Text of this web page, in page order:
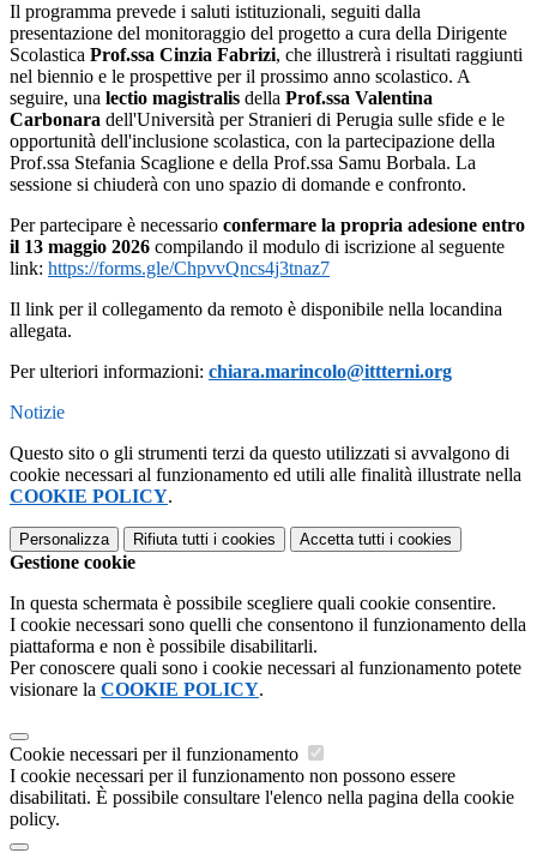
Il programma prevede i saluti istituzionali, seguiti dalla
presentazione del monitoraggio del progetto a cura della Dirigente
Scolastica Prof.ssa Cinzia Fabrizi, che illustrerà i risultati raggiunti
nel biennio e le prospettive per il prossimo anno scolastico. A
seguire, una lectio magistralis della Prof.ssa Valentina
Carbonara dell'Università per Stranieri di Perugia sulle sfide e le
opportunità dell'inclusione scolastica, con la partecipazione della
Prof.ssa Stefania Scaglione e della Prof.ssa Samu Borbala. La
sessione si chiuderà con uno spazio di domande e confronto.
Per partecipare è necessario confermare la propria adesione entro
il 13 maggio 2026 compilando il modulo di iscrizione al seguente
link: https://forms.gle/ChpvvQncs4j3tnaz7
Il link per il collegamento da remoto è disponibile nella locandina
allegata.
Per ulteriori informazioni: chiara.marincolo@ittterni.org
Notizie
Questo sito o gli strumenti terzi da questo utilizzati si avvalgono di
cookie necessari al funzionamento ed utili alle finalità illustrate nella
COOKIE POLICY.
Personalizza Rifiuta tutti i cookies Accetta tutti i cookies
Gestione cookie
In questa schermata è possibile scegliere quali cookie consentire.
I cookie necessari sono quelli che consentono il funzionamento della
piattaforma e non è possibile disabilitarli.
Per conoscere quali sono i cookie necessari al funzionamento potete
visionare la COOKIE POLICY.
Cookie necessari per il funzionamento
I cookie necessari per il funzionamento non possono essere
disabilitati. È possibile consultare l'elenco nella pagina della cookie
policy.